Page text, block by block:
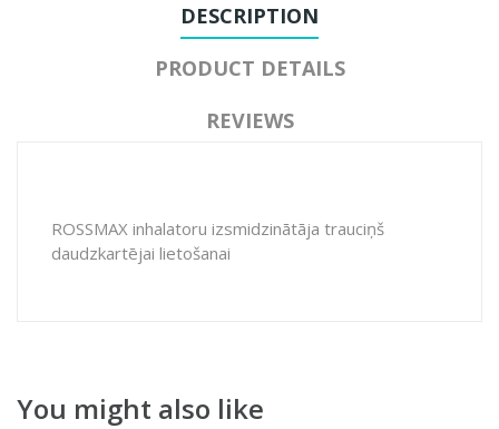
DESCRIPTION
PRODUCT DETAILS
REVIEWS
ROSSMAX inhalatoru izsmidzinātāja trauciņš
daudzkartējai lietošanai
You might also like